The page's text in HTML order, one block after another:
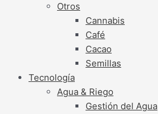
Otros
Cannabis
Café
Cacao
Semillas
Tecnología
Agua & Riego
Gestión del Agua